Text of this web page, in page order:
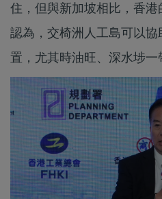
住，但與新加坡相比，香港
認為，交椅洲人工島可以
置，尤其時油旺、深水埗一